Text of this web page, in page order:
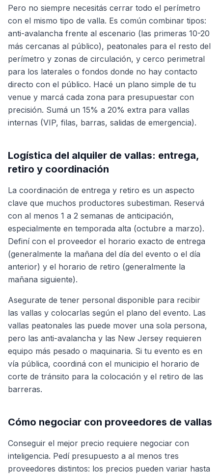
Pero no siempre necesitás cerrar todo el perímetro
con el mismo tipo de valla. Es común combinar tipos:
anti-avalancha frente al escenario (las primeras 10-20
más cercanas al público), peatonales para el resto del
perímetro y zonas de circulación, y cerco perimetral
para los laterales o fondos donde no hay contacto
directo con el público. Hacé un plano simple de tu
venue y marcá cada zona para presupuestar con
precisión. Sumá un 15% a 20% extra para vallas
internas (VIP, filas, barras, salidas de emergencia).
Logística del alquiler de vallas: entrega,
retiro y coordinación
La coordinación de entrega y retiro es un aspecto
clave que muchos productores subestiman. Reservá
con al menos 1 a 2 semanas de anticipación,
especialmente en temporada alta (octubre a marzo).
Definí con el proveedor el horario exacto de entrega
(generalmente la mañana del día del evento o el día
anterior) y el horario de retiro (generalmente la
mañana siguiente).
Asegurate de tener personal disponible para recibir
las vallas y colocarlas según el plano del evento. Las
vallas peatonales las puede mover una sola persona,
pero las anti-avalancha y las New Jersey requieren
equipo más pesado o maquinaria. Si tu evento es en
vía pública, coordiná con el municipio el horario de
corte de tránsito para la colocación y el retiro de las
barreras.
Cómo negociar con proveedores de vallas
Conseguir el mejor precio requiere negociar con
inteligencia. Pedí presupuesto a al menos tres
proveedores distintos: los precios pueden variar hasta